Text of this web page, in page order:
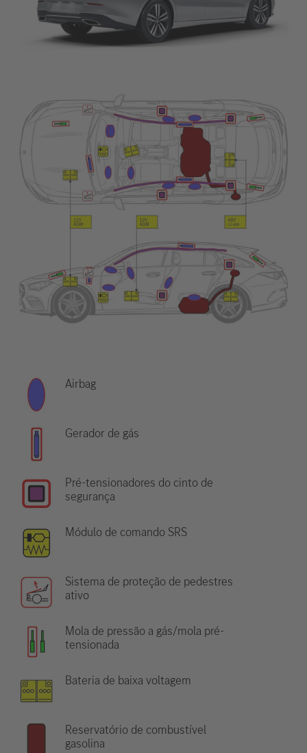
Airbag
Gerador de gás
Pré-tensionadores do cinto de
segurança
Módulo de comando SRS
Sistema de proteção de pedestres
ativo
Mola de pressão a gás/mola pré-
tensionada
Bateria de baixa voltagem
Reservatório de combustível
gasolina